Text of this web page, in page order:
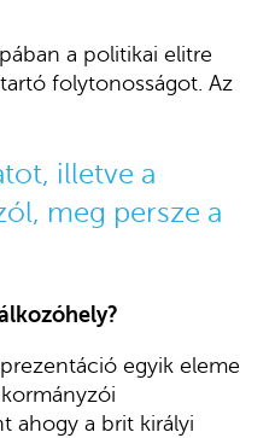
a politikai elitre
folytonosságot. Az
illetve a
meg persze a
egyik eleme
ahogy a brit királyi